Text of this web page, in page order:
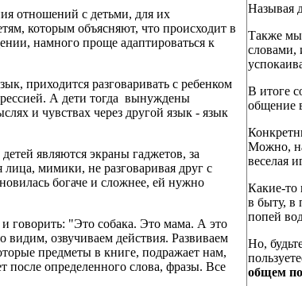
отношений с детьми, для их
которым объясняют, что происходит в
намного проще адаптироваться к
приходится разговаривать с ребенком
А дети тогда вынуждены
и чувствах через другой язык - язык
являются экраны гаджетов, за
мимики, не разговаривая друг с
богаче и сложнее, ей нужно
говорить: "Это собака. Это мама. А это
озвучиваем действия. Развиваем
предметы в книге, подражает нам,
после определенного слова, фразы. Все
Называя
Также мы
словами,
В итоге
общение
Можно,
веселая
Какие-то
в быту, в
попей
Но,
общем